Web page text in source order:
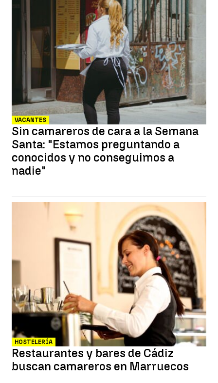
VACANTES
Sin camareros de cara a la Semana
Santa: "Estamos preguntando a
conocidos y no conseguimos a
nadie"
HOSTELERÍA
Restaurantes y bares de Cádiz
buscan camareros en Marruecos